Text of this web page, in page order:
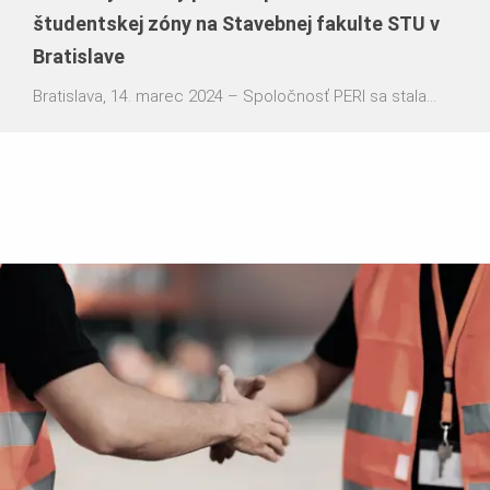
študentskej zóny na Stavebnej fakulte STU v
Bratislave
Bratislava, 14. marec 2024 – Spoločnosť PERI sa stala
univerzálneho debnenia DUO a lešenia PERI UP EASY
spoločnosti PERI. Celý projekt vznikol ako reakcia na
potrebu posilnenia prepojenia medzi teóriou a praxou vo
vzdelávaní, ako aj na snahu prilákať viac študentov na
slovenské stavebné fakulty. Iniciatíva vychádzala z
voľného rozhovoru medzi predstaviteľmi Stavebnej
fakulty STU a spoločnosti DYNAMIK HOLDING, a.s., ktorá
navrhla koncept modernizácie a zabezpečila jeho